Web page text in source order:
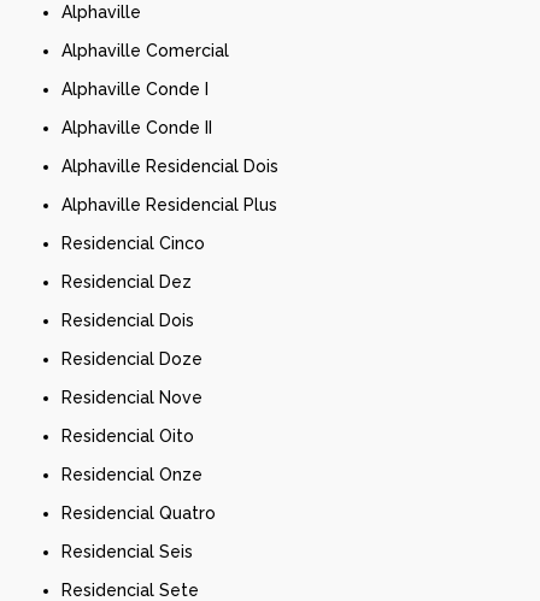
Alphaville
Alphaville Comercial
Alphaville Conde I
Alphaville Conde II
Alphaville Residencial Dois
Alphaville Residencial Plus
Residencial Cinco
Residencial Dez
Residencial Dois
Residencial Doze
Residencial Nove
Residencial Oito
Residencial Onze
Residencial Quatro
Residencial Seis
Residencial Sete